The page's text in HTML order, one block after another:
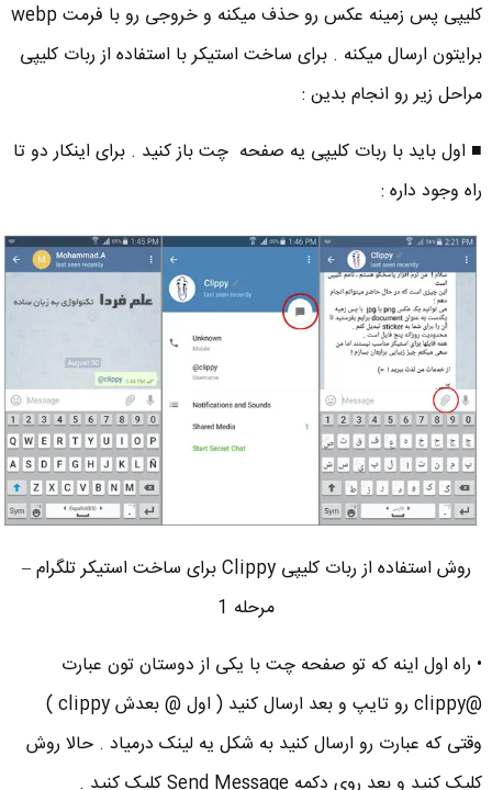
کلیپی پس زمینه عکس رو حذف میکنه و خروجی رو با فرمت webp
برایتون ارسال میکنه . برای ساخت استیکر با استفاده از ربات کلیپی
مراحل زیر رو انجام بدین :
■ اول باید با ربات کلیپی یه صفحه چت باز کنید . برای اینکار دو تا
راه وجود داره :
روش استفاده از ربات کلیپی Clippy برای ساخت استیکر تلگرام –
مرحله 1
• راه اول اینه که تو صفحه چت با یکی از دوستان تون عبارت
@clippy رو تایپ و بعد ارسال کنید ( اول @ بعدش clippy )
وقتی که عبارت رو ارسال کنید به شکل یه لینک درمیاد . حالا روش
کلیک کنید و بعد روی دکمه Send Message کلیک کنید .